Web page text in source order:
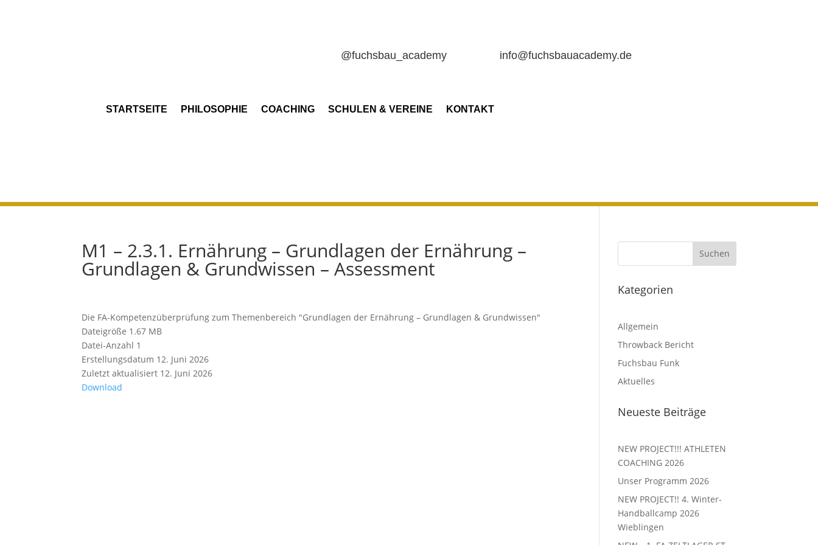
@fuchsbau_academy info@fuchsbauacademy.de
STARTSEITE PHILOSOPHIE COACHING SCHULEN & VEREINE KONTAKT
M1 – 2.3.1. Ernährung – Grundlagen der Ernährung –
Grundlagen & Grundwissen – Assessment
Die FA-Kompetenzüberprüfung zum Themenbereich "Grundlagen der Ernährung – Grundlagen & Grundwissen"
Dateigröße 1.67 MB
Datei-Anzahl 1
Erstellungsdatum 12. Juni 2026
Zuletzt aktualisiert 12. Juni 2026
Download
Kategorien
Allgemein
Throwback Bericht
Fuchsbau Funk
Aktuelles
Neueste Beiträge
NEW PROJECT!!! ATHLETEN
COACHING 2026
Unser Programm 2026
NEW PROJECT!! 4. Winter-
Handballcamp 2026
Wieblingen